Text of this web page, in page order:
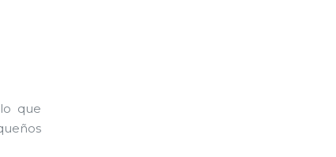
que